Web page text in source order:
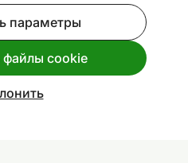
параметры
файлы cookie